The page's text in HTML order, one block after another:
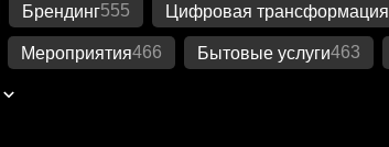
Брендинг555 Цифровая трансформация
Мероприятия466 Бытовые услуги463